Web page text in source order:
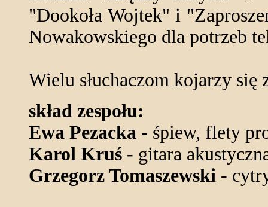
"Dookoła Wojtek" i
Nowakowskiego dla potrzeb
Wielu słuchaczom kojarzy się
skład zespołu:
Ewa Pezacka - śpiew, flety
Karol Kruś - gitara
Grzegorz Tomaszewski -